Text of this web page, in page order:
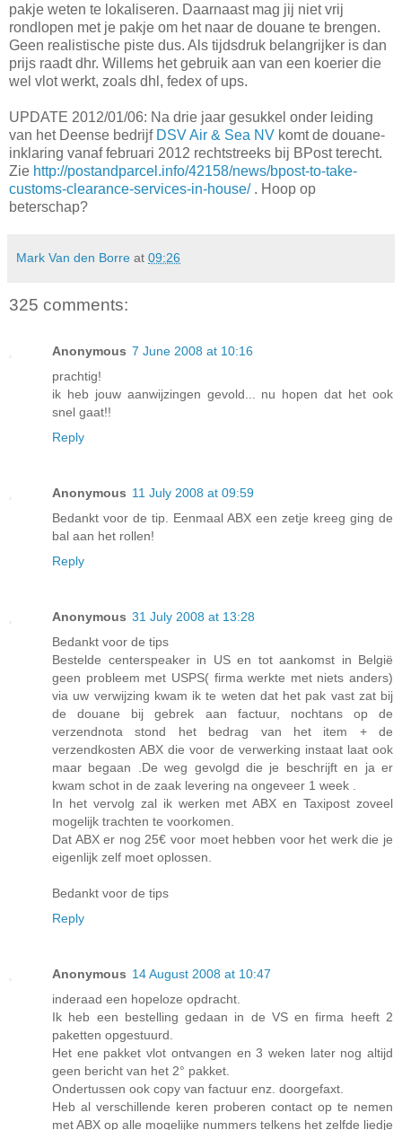
pakje weten te lokaliseren. Daarnaast mag jij niet vrij
rondlopen met je pakje om het naar de douane te brengen.
Geen realistische piste dus. Als tijdsdruk belangrijker is dan
prijs raadt dhr. Willems het gebruik aan van een koerier die
wel vlot werkt, zoals dhl, fedex of ups.
UPDATE 2012/01/06: Na drie jaar gesukkel onder leiding
van het Deense bedrijf DSV Air & Sea NV komt de douane-
inklaring vanaf februari 2012 rechtstreeks bij BPost terecht.
Zie http://postandparcel.info/42158/news/bpost-to-take-
customs-clearance-services-in-house/. Hoop op
beterschap?
Mark Van den Borre at 09:26
325 comments:
Anonymous 7 June 2008 at 10:16
prachtig!
ik heb jouw aanwijzingen gevold... nu hopen dat het ook
snel gaat!!
Reply
Anonymous 11 July 2008 at 09:59
Bedankt voor de tip. Eenmaal ABX een zetje kreeg ging de
bal aan het rollen!
Reply
Anonymous 31 July 2008 at 13:28
Bedankt voor de tips
Bestelde centerspeaker in US en tot aankomst in België
geen probleem met USPS( firma werkte met niets anders)
via uw verwijzing kwam ik te weten dat het pak vast zat bij
de douane bij gebrek aan factuur, nochtans op de
verzendnota stond het bedrag van het item + de
verzendkosten ABX die voor de verwerking instaat laat ook
maar begaan .De weg gevolgd die je beschrijft en ja er
kwam schot in de zaak levering na ongeveer 1 week .
In het vervolg zal ik werken met ABX en Taxipost zoveel
mogelijk trachten te voorkomen.
Dat ABX er nog 25€ voor moet hebben voor het werk die je
eigenlijk zelf moet oplossen.
Bedankt voor de tips
Reply
Anonymous 14 August 2008 at 10:47
inderaad een hopeloze opdracht.
Ik heb een bestelling gedaan in de VS en firma heeft 2
paketten opgestuurd.
Het ene pakket vlot ontvangen en 3 weken later nog altijd
geen bericht van het 2° pakket.
Ondertussen ook copy van factuur enz. doorgefaxt.
Heb al verschillende keren proberen contact op te nemen
met ABX op alle mogelijke nummers telkens het zelfde liedje